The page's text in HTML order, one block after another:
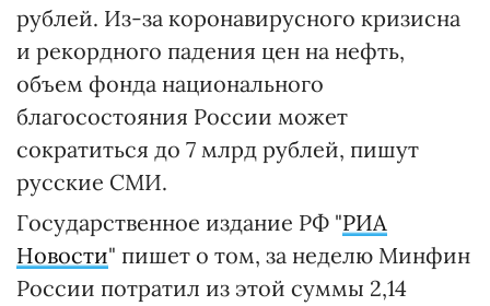
рублей. Из-за коронавирусного кризисна
и рекордного падения цен на нефть,
объем фонда национального
благосостояния России может
сократиться до 7 млрд рублей, пишут
русские СМИ.
Государственное издание РФ "РИА
Новости" пишет о том, за неделю Минфин
России потратил из этой суммы 2,14